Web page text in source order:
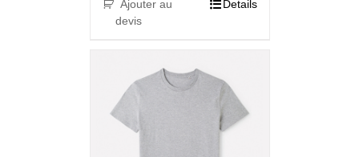
Ajouter au
devis
Details